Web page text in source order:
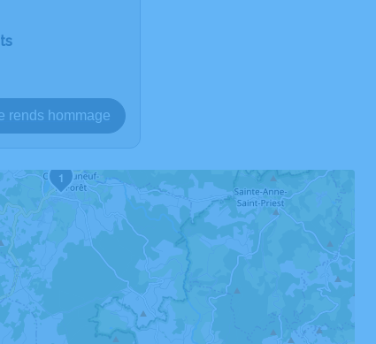
rends hommage
1